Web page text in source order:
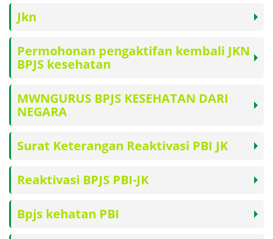
Jkn
Permohonan pengaktifan kembali JKN
BPJS kesehatan
MWNGURUS BPJS KESEHATAN DARI
NEGARA
Surat Keterangan Reaktivasi PBI JK
Reaktivasi BPJS PBI-JK
Bpjs kehatan PBI